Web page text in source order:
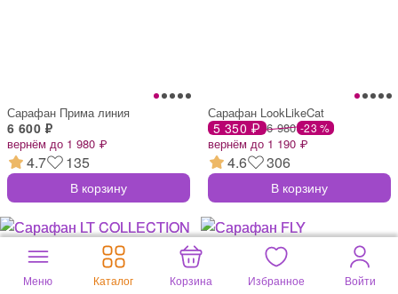
Сарафан Прима линия
6 600 ₽
вернём до 1 980 ₽
4.7 135
В корзину
Сарафан LookLikeCat
5 350 ₽ 6 980 -23 %
вернём до 1 190 ₽
4.6 306
В корзину
Меню Каталог Корзина Избранное Войти